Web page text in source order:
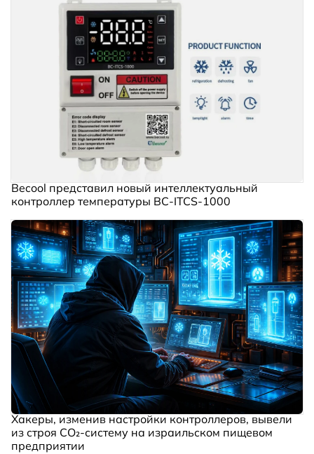
Becool представил новый интеллектуальный
контроллер температуры BC‑ITCS‑1000
Хакеры, изменив настройки контроллеров, вывели
из строя CO₂-систему на израильском пищевом
предприятии